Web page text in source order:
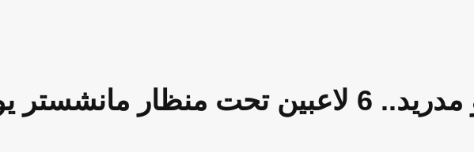
يتصدرهم نجم أتلتيكو مدريد.. 6 لاعبين تحت منظار